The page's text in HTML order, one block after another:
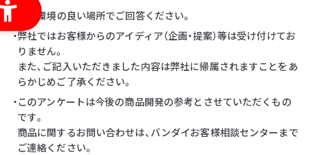
・通信環境の良い場所でご回答ください。
・弊社ではお客様からのアイディア（企画・提案）等は受け付けてお
りません。
また、ご記入いただきました内容は弊社に帰属されますことをあ
らかじめご了承ください。
・このアンケートは今後の商品開発の参考とさせていただくもの
です。
商品に関するお問い合わせは、バンダイお客様相談センターまで
ご連絡ください。